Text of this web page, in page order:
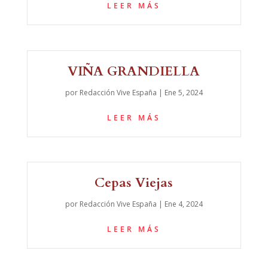
LEER MÁS
VIÑA GRANDIELLA
por Redacción Vive España | Ene 5, 2024
LEER MÁS
Cepas Viejas
por Redacción Vive España | Ene 4, 2024
LEER MÁS